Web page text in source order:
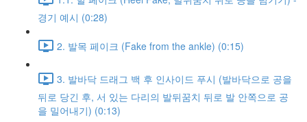
경기 예시 (0:28)
2. 발목 페이크 (Fake from the ankle) (0:15)
3. 발바닥 드래그 백 후 인사이드 푸시 (발바닥으로 공을
뒤로 당긴 후, 서 있는 다리의 발뒤꿈치 뒤로 발 안쪽으로 공
을 밀어내기) (0:13)